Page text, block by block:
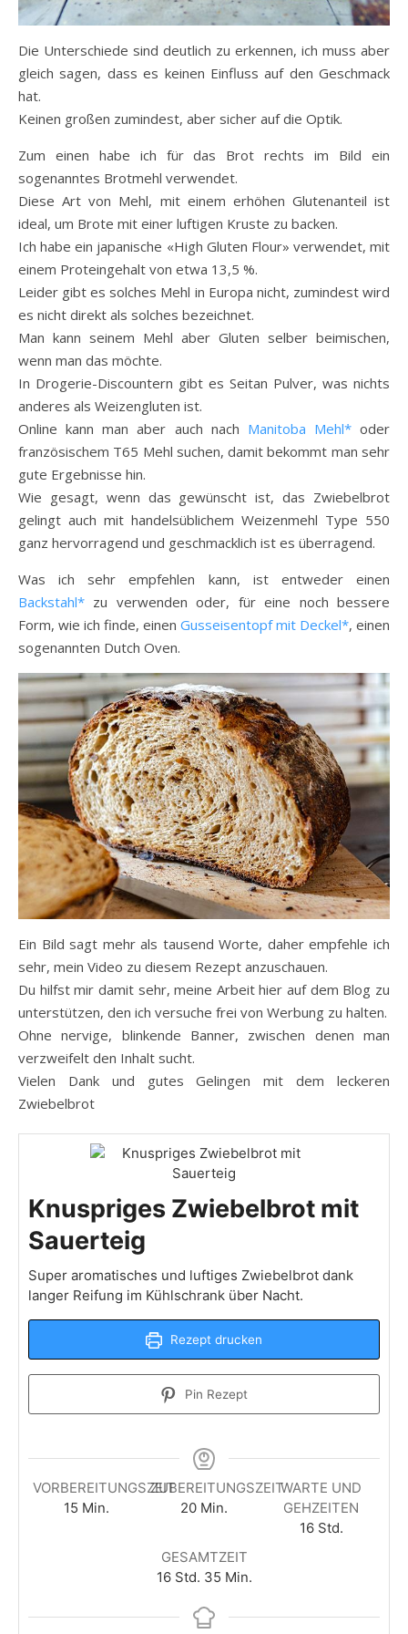
Die Unterschiede sind deutlich zu erkennen, ich muss aber
gleich sagen, dass es keinen Einfluss auf den Geschmack
hat.
Keinen großen zumindest, aber sicher auf die Optik.
Zum einen habe ich für das Brot rechts im Bild ein
sogenanntes Brotmehl verwendet.
Diese Art von Mehl, mit einem erhöhen Glutenanteil ist
ideal, um Brote mit einer luftigen Kruste zu backen.
Ich habe ein japanische «High Gluten Flour» verwendet, mit
einem Proteingehalt von etwa 13,5 %.
Leider gibt es solches Mehl in Europa nicht, zumindest wird
es nicht direkt als solches bezeichnet.
Man kann seinem Mehl aber Gluten selber beimischen,
wenn man das möchte.
In Drogerie-Discountern gibt es Seitan Pulver, was nichts
anderes als Weizengluten ist.
Online kann man aber auch nach Manitoba Mehl*oder
französischem T65 Mehl suchen, damit bekommt man sehr
gute Ergebnisse hin.
Wie gesagt, wenn das gewünscht ist, das Zwiebelbrot
gelingt auch mit handelsüblichem Weizenmehl Type 550
ganz hervorragend und geschmacklich ist es überragend.
Was ich sehr empfehlen kann, ist entweder einen
Backstahl* zu verwenden oder, für eine noch bessere
Form, wie ich finde, einen Gusseisentopf mit Deckel*, einen
sogenannten Dutch Oven.
Ein Bild sagt mehr als tausend Worte, daher empfehle ich
sehr, mein Video zu diesem Rezept anzuschauen.
Du hilfst mir damit sehr, meine Arbeit hier auf dem Blog zu
unterstützen, den ich versuche frei von Werbung zu halten.
Ohne nervige, blinkende Banner, zwischen denen man
verzweifelt den Inhalt sucht.
Vielen Dank und gutes Gelingen mit dem leckeren
Zwiebelbrot
Knuspriges Zwiebelbrot mit
Sauerteig
Super aromatisches und luftiges Zwiebelbrot dank
langer Reifung im Kühlschrank über Nacht.
Rezept drucken
Pin Rezept
VORBEREITUNGSZEIT
15 Minuten
Min.
ZUBEREITUNGSZEIT
20Minuten
Min.
WARTE UND
GEHZEITEN
16Stunden
Std.
GESAMTZEIT
16Stunden
Std. 35Minuten
Min.